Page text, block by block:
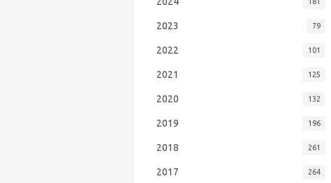
2023 79
2022 101
2021 125
2020 132
2019 196
2018 261
2017 264